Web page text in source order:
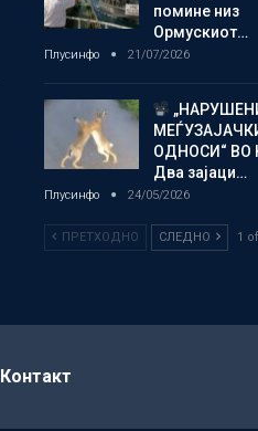
помине низ
Ормускиот…
Плусинфо 21/07/2026
ОДНОСИ“ ВО
Два зајаци…
Плусинфо 24/05/2026
ПРЕТХОДНО СЛЕДНО 1
Контакт